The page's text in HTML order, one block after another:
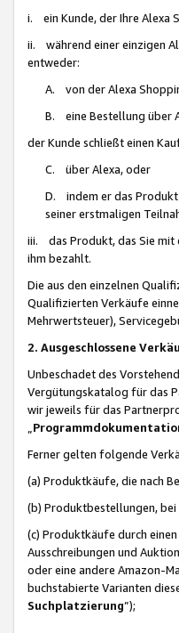
i. ein Kunde, der Ihre Alexa
ii. während einer einzigen
entweder:
A. von der Alexa
B. eine Bestellung über
der Kunde schließt einen
C. über Alexa, oder
D. indem er das Produkt
seiner erstmaligen
iii. das Produkt, das Sie mit
ihm bezahlt.
Die aus den einzelnen
Qualifizierten Verkäufe
Mehrwertsteuer),
2. Ausgeschlossene
Unbeschadet des
Vergütungskatalog für das
wir jeweils für das
Ferner gelten folgende
(a) Produktkäufe, die nach
(b) Produktbestellungen,
(c) Produktkäufe durch
Ausschreibungen und
oder eine andere Amazon-
buchstabierte Varianten
Suchplatzierung”);